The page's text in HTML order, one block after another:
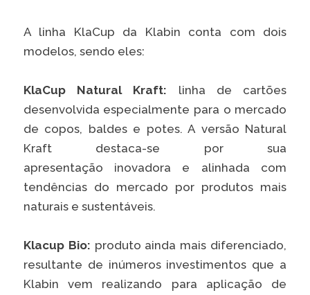
A linha KlaCup da Klabin conta com dois
modelos, sendo eles:
KlaCup Natural Kraft: linha de cartões
desenvolvida especialmente para o mercado
de copos, baldes e potes. A versão Natural
Kraft destaca-se por sua
apresentação inovadora e alinhada com
tendências do mercado por produtos mais
naturais e sustentáveis.
Klacup Bio: produto ainda mais diferenciado,
resultante de inúmeros investimentos que a
Klabin vem realizando para aplicação de